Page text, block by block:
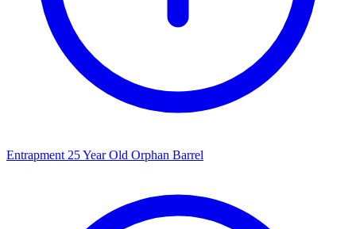
Entrapment 25 Year Old Orphan Barrel